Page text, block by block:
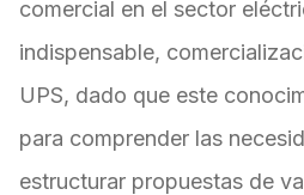
comercial en el sector
indispensable,
UPS, dado que este
para comprender las
estructurar propuestas de